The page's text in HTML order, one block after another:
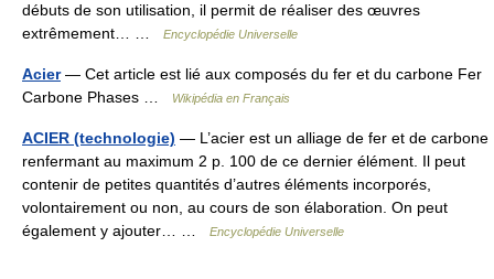
débuts de son utilisation, il permit de réaliser des œuvres
extrêmement… …
Encyclopédie Universelle
Acier— Cet article est lié aux composés du fer et du carbone Fer
Carbone Phases …
Wikipédia en Français
ACIER (technologie) — L’acier est un alliage de fer et de carbone
renfermant au maximum 2 p. 100 de ce dernier élément. Il peut
contenir de petites quantités d’autres éléments incorporés,
volontairement ou non, au cours de son élaboration. On peut
également y ajouter… …
Encyclopédie Universelle